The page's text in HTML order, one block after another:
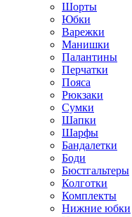
Шорты
Юбки
Варежки
Манишки
Палантины
Перчатки
Пояса
Рюкзаки
Сумки
Шапки
Шарфы
Бандалетки
Боди
Бюстгальтеры
Колготки
Комплекты
Нижние юбки